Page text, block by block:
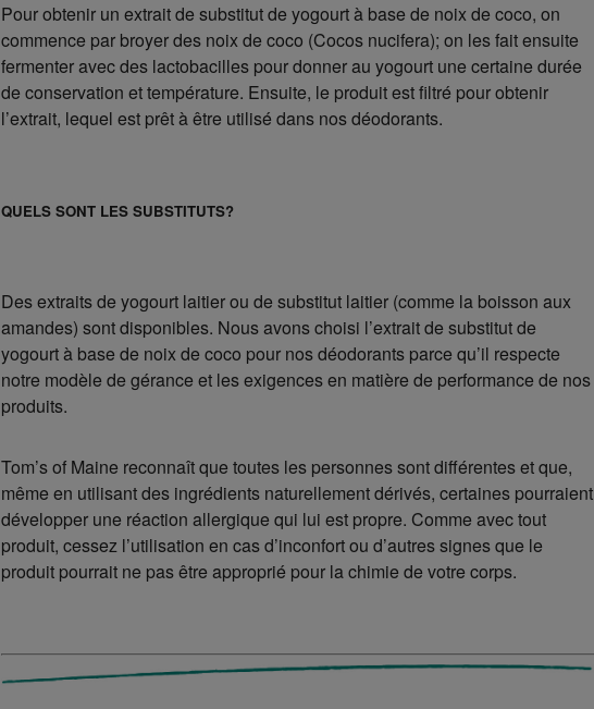
Pour obtenir un extrait de substitut de yogourt à base de noix de coco, on
commence par broyer des noix de coco (Cocos nucifera); on les fait ensuite
fermenter avec des lactobacilles pour donner au yogourt une certaine durée
de conservation et température. Ensuite, le produit est filtré pour obtenir
l’extrait, lequel est prêt à être utilisé dans nos déodorants.
QUELS SONT LES SUBSTITUTS?
Des extraits de yogourt laitier ou de substitut laitier (comme la boisson aux
amandes) sont disponibles. Nous avons choisi l’extrait de substitut de
yogourt à base de noix de coco pour nos déodorants parce qu’il respecte
notre modèle de gérance et les exigences en matière de performance de nos
produits.
Tom’s of Maine reconnaît que toutes les personnes sont différentes et que,
même en utilisant des ingrédients naturellement dérivés, certaines pourraient
développer une réaction allergique qui lui est propre. Comme avec tout
produit, cessez l’utilisation en cas d’inconfort ou d’autres signes que le
produit pourrait ne pas être approprié pour la chimie de votre corps.